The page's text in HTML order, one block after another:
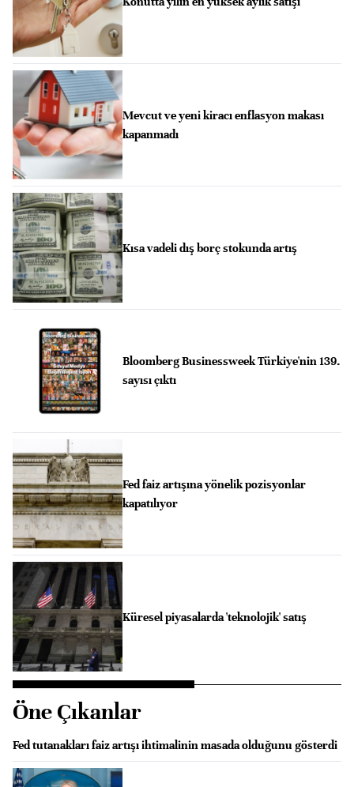
Mevcut ve yeni kiracı enflasyon makası
kapanmadı
Kısa vadeli dış borç stokunda artış
Bloomberg Businessweek Türkiye'nin 139.
sayısı çıktı
Fed faiz artışına yönelik pozisyonlar
kapatılıyor
Küresel piyasalarda 'teknolojik' satış
Öne Çıkanlar
Fed tutanakları faiz artışı ihtimalinin masada olduğunu gösterdi